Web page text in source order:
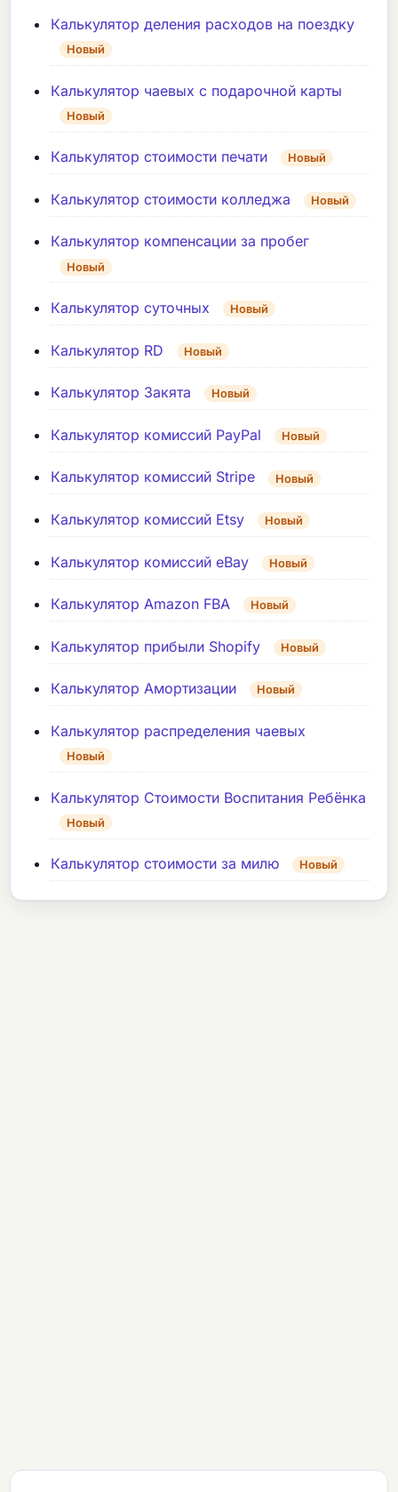
Калькулятор деления расходов на поездку
Новый
Калькулятор чаевых с подарочной карты
Новый
Калькулятор стоимости печати Новый
Калькулятор стоимости колледжа Новый
Калькулятор компенсации за пробег
Новый
Калькулятор суточных Новый
Калькулятор RD Новый
Калькулятор Закята Новый
Калькулятор комиссий PayPal Новый
Калькулятор комиссий Stripe Новый
Калькулятор комиссий Etsy Новый
Калькулятор комиссий eBay Новый
Калькулятор Amazon FBA Новый
Калькулятор прибыли Shopify Новый
Калькулятор Амортизации Новый
Калькулятор распределения чаевых
Новый
Калькулятор Стоимости Воспитания Ребёнка
Новый
Калькулятор стоимости за милю Новый